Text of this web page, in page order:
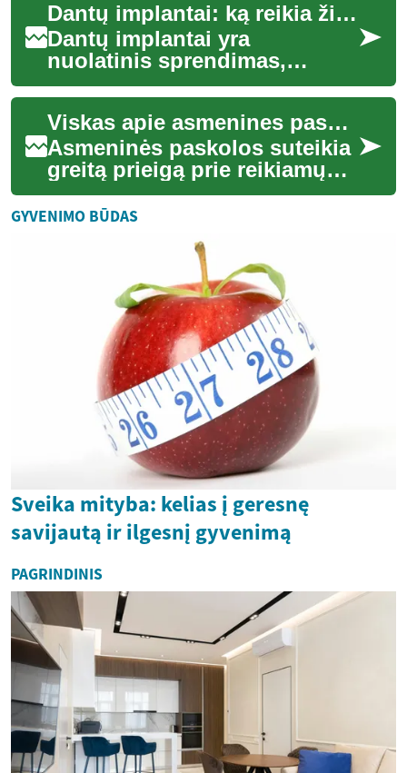
pasiruošimu gali...
Dantų implantai: ką reikia žinoti prieš procedūrą
Dantų implantai yra
nuolatinis sprendimas,
skirtas pakeisti prarastus
dantis ir atkurti kramtymo
funkciją bei estetik...
Viskas apie asmenines paskolas: ką žinoti prieš imant
Asmeninės paskolos suteikia
greitą prieigą prie reikiamų
lėšų įvairiems tikslams – nuo
nenumatytų sąskaitų iki
GYVENIMO BŪDAS
Sveika mityba: kelias į geresnę
savijautą ir ilgesnį gyvenimą
PAGRINDINIS